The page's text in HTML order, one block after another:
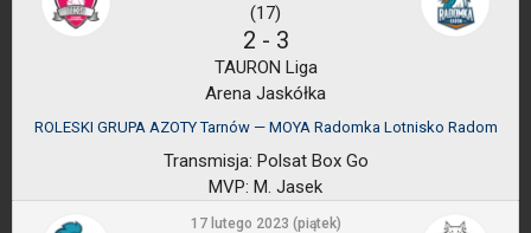
(17)
2 - 3
TAURON Liga
Arena Jaskółka
ROLESKI GRUPA AZOTY Tarnów — MOYA Radomka Lotnisko Radom
Transmisja: Polsat Box Go
MVP: M. Jasek
17 lutego 2023 (piątek)